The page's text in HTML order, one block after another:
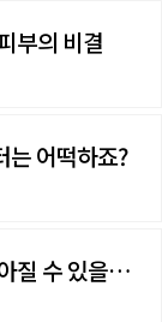
부의 비결
는 어떡하죠?
창원여드름흉터 치료, 움푹 패인 곳도 좋아질 수 있을까…